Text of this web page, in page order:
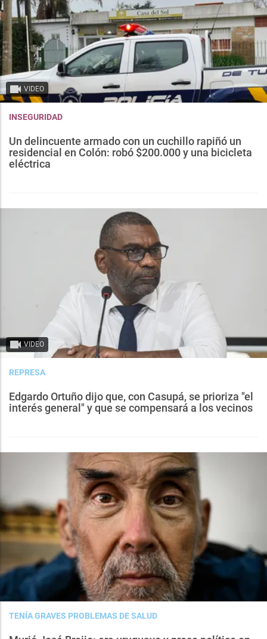
VIDEO
INSEGURIDAD
Un delincuente armado con un cuchillo rapiñó un
residencial en Colón: robó $200.000 y una bicicleta
eléctrica
VIDEO
REPRESA
Edgardo Ortuño dijo que, con Casupá, se prioriza "el
interés general" y que se compensará a los vecinos
TENÍA GRAVES PROBLEMAS DE SALUD